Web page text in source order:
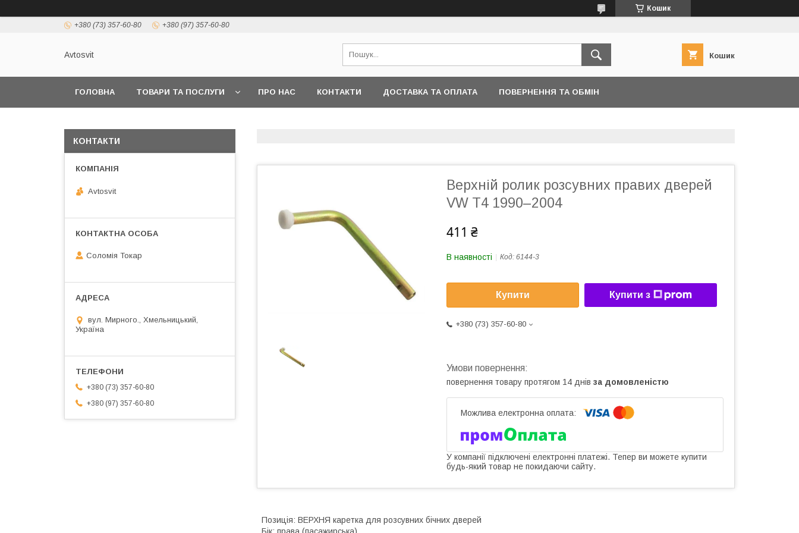
Кошик
+380 (73) 357-60-80 +380 (97) 357-60-80
Avtosvit Кошик
ГОЛОВНА ТОВАРИ ТА ПОСЛУГИ ПРО НАС КОНТАКТИ ДОСТАВКА ТА ОПЛАТА ПОВЕРНЕННЯ ТА ОБМІН
Верхній ролик розсувних правих дверей
VW T4 1990–2004
411 ₴
В наявності Код: 6144-3
Купити Купити з
+380 (73) 357-60-80
повернення товару протягом 14 днів за домовленістю
У компанії підключені електронні платежі. Тепер ви можете купити
будь-який товар не покидаючи сайту.
Позиція: ВЕРХНЯ каретка для розсувних бічних дверей
Бік: права (пасажирська)
КОНТАКТИ
Avtosvit
Соломія Токар
вул. Мирного., Хмельницький,
Україна
+380 (73) 357-60-80
+380 (97) 357-60-80